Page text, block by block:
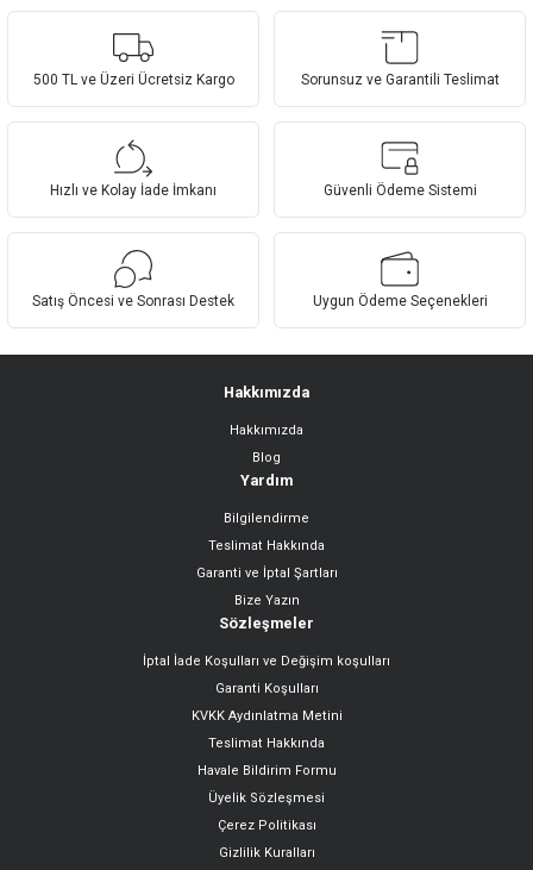
Bu ürünün fiyat bilgisi, resim, ürün açıklamalarında ve diğer konularda
yetersiz gördüğünüz noktaları öneri formunu kullanarak tarafımıza
Görüş ve önerileriniz için teşekkür ederiz.
Ürün resmi kalitesiz, bozuk veya görüntülenemiyor.
Ürün açıklamasında eksik bilgiler bulunuyor.
Bu ürüne benzer farklı alternatifler olmalı.
Gönder
500 TL ve Üzeri Ücretsiz Kargo Sorunsuz ve Garantili Teslimat
Hızlı ve Kolay İade İmkanı Güvenli Ödeme Sistemi
Satış Öncesi ve Sonrası Destek Uygun Ödeme Seçenekleri
Hakkımızda
Hakkımızda
Blog
Yardım
Bilgilendirme
Teslimat Hakkında
Garanti ve İptal Şartları
Bize Yazın
Sözleşmeler
İptal İade Koşulları ve Değişim koşulları
Garanti Koşulları
KVKK Aydınlatma Metini
Teslimat Hakkında
Havale Bildirim Formu
Üyelik Sözleşmesi
Çerez Politikası
Gizlilik Kuralları